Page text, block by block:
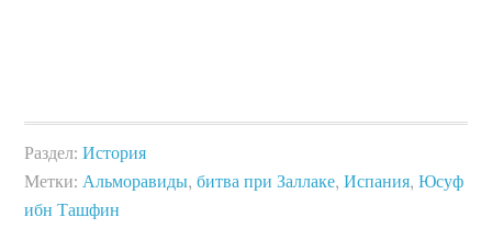
Раздел:История
Метки:Альморавиды,битва при Заллаке,Испания,Юсуф
ибн Ташфин